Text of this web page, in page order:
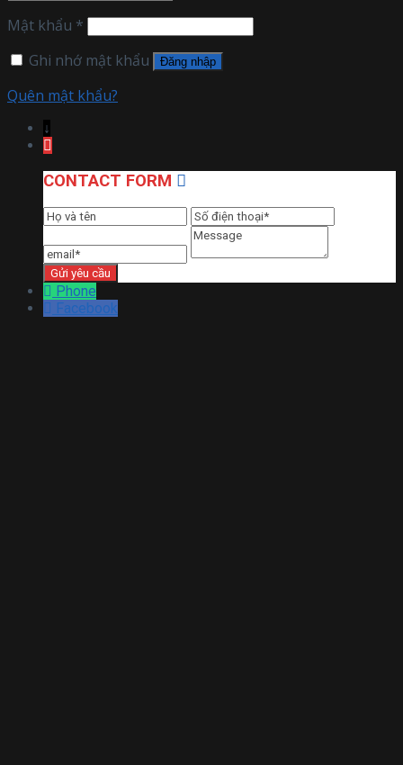
Mật khẩu *
Ghi nhớ mật khẩu
Đăng nhập
Quên mật khẩu?
↓
CONTACT FORM
Phone
Facebook